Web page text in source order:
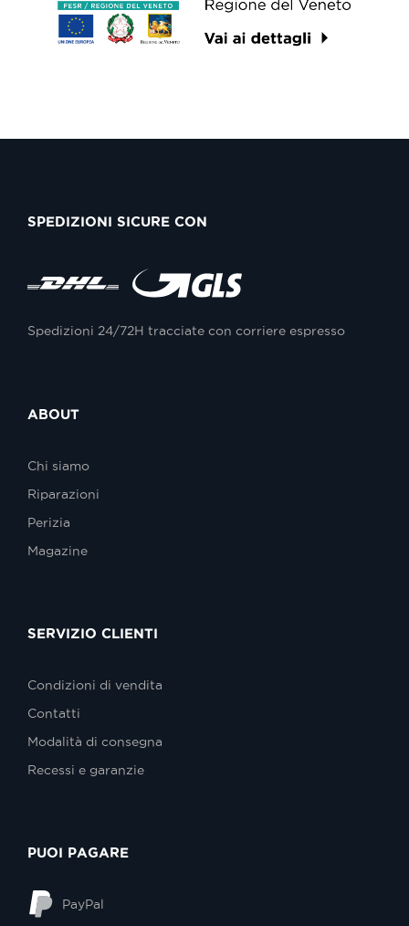
SPEDIZIONI SICURE CON
Spedizioni 24/72H tracciate con corriere espresso
ABOUT
Chi siamo
Riparazioni
Perizia
Magazine
SERVIZIO CLIENTI
Condizioni di vendita
Contatti
Modalità di consegna
Recessi e garanzie
PUOI PAGARE
PayPal